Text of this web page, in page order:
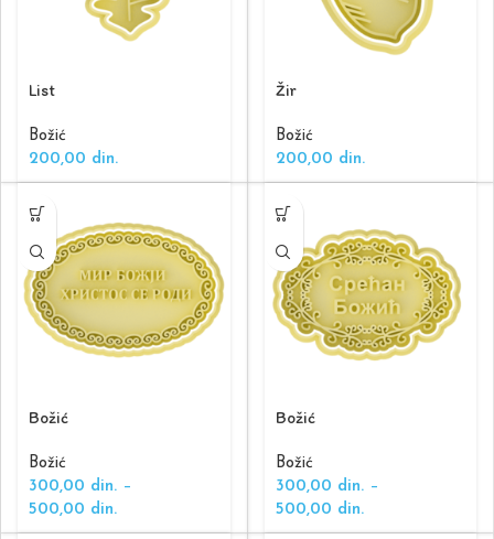
List
Božić
200,00 din.
Žir
Božić
200,00 din.
Božić
Božić
300,00 din. –
500,00 din.
Božić
Božić
300,00 din. –
500,00 din.